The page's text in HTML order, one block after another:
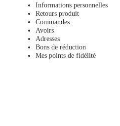
Informations personnelles
Retours produit
Commandes
Avoirs
Adresses
Bons de réduction
Mes points de fidélité